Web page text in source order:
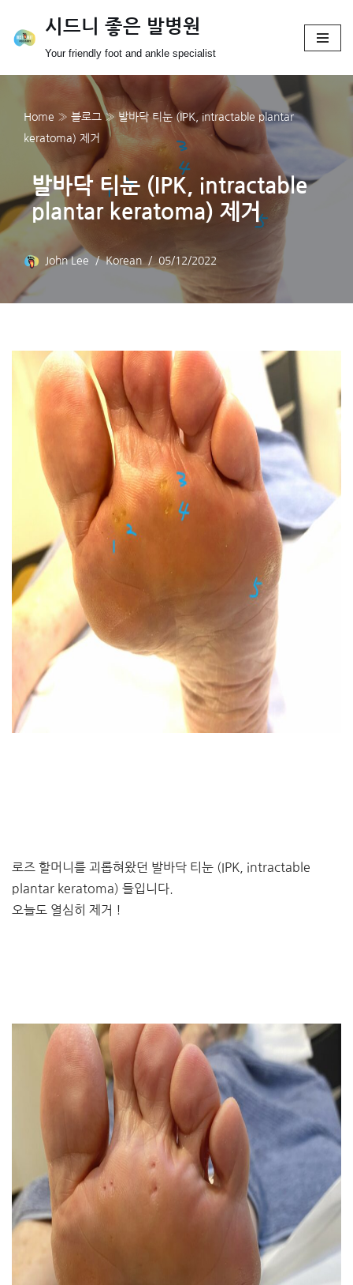
Skip
시드니 좋은 발병원
Your friendly foot and ankle specialist
Home » 블로그 » 발바닥 티눈 (IPK, intractable plantar
keratoma) 제거
발바닥 티눈 (IPK, intractable
plantar keratoma) 제거
John Lee Korean 05/12/2022
로즈 할머니를 괴롭혀왔던 발바닥 티눈 (IPK, intractable
plantar keratoma) 들입니다.
오늘도 열심히 제거 !